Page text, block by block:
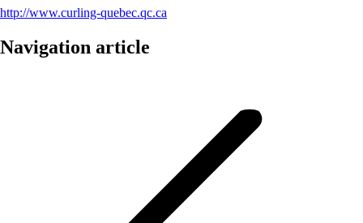
http://www.curling-quebec.qc.ca
Navigation article